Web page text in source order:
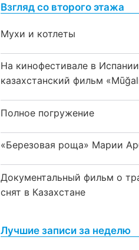
Взгляд со второго этажа
Мухи и котлеты
На кинофестивале в
казахстанский фильм
Полное погружение
«Березовая роща» Марии
Документальный фильм о
снят в Казахстане
Лучшие записи за неделю